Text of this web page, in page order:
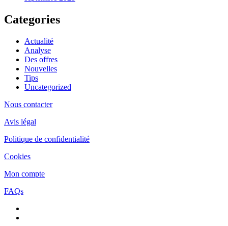
Categories
Actualité
Analyse
Des offres
Nouvelles
Tips
Uncategorized
Nous contacter
Avis légal
Politique de confidentialité
Cookies
Mon compte
FAQs